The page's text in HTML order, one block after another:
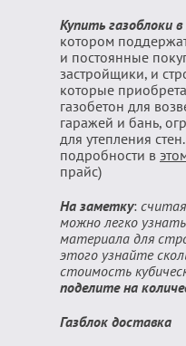
Купить газоблоки в
котором
и постоянные
застройщики, и
которые
газобетон для
гаражей и бань,
для утепления стен.
подробности в
прайс)
На заметку:
можно легко
материала для
этого узнайте
стоимость
поделите на
Газблок доставка